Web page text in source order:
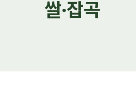
쌀·잡곡